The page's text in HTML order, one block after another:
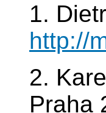
1.
http://
2.
Praha